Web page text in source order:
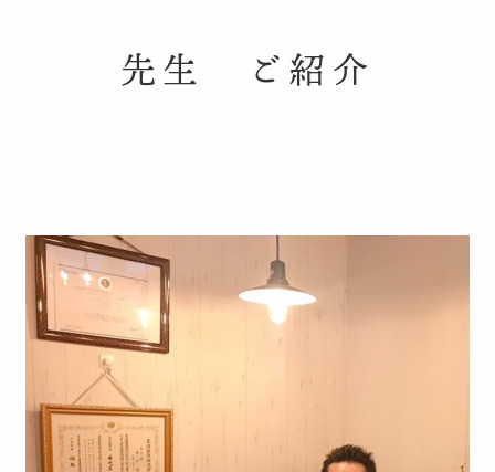
先生 ご紹介